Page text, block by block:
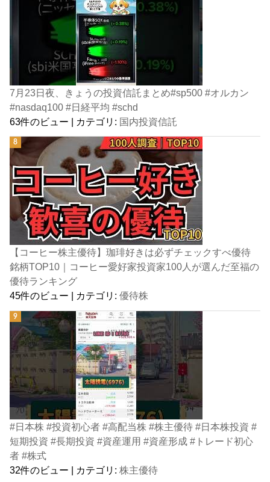
7月23日夜、きょうの投資信託まとめ#sp500 #オルカン
#nasdaq100 #日経平均 #schd
63件のビュー | カテゴリ: 国内投資信託
【コーヒー株主優待】珈琲好きは必ずチェックすべ優待
銘柄TOP10｜コーヒー愛好家投資家100人が選んだ至福の
優待ランキング
45件のビュー | カテゴリ:優待株
#日本株 #投資初心者 #高配当株 #株主優待 #日本株投資 #
短期投資 #長期投資 #資産運用 #資産形成 #トレード初心
者 #株式
32件のビュー | カテゴリ:株主優待